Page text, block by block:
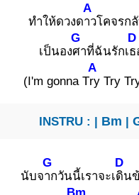
ทำให้ดวงด
A
าวโคจรก
เป็นอง
G
ศาที่ฉันรักเ
D
ธ
(I'm gonna T
A
ry Try
INSTRU : | Bm |
นับจ
G
ากวันนี้เราจะเ
D
ดิน